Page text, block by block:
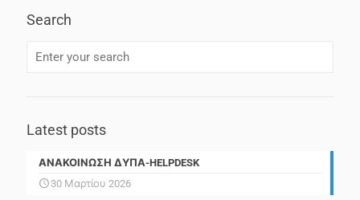
Search
Latest posts
ΑΝΑΚΟΙΝΩΣΗ ΔΥΠΑ-HELPDESK
30 Μαρτίου 2026